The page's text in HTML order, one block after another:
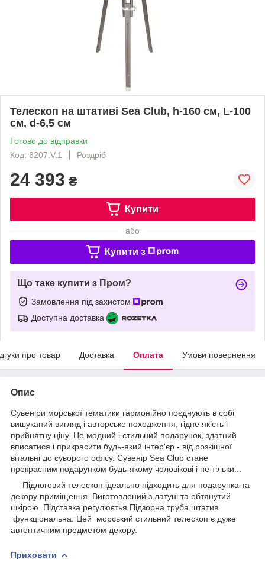
Телескоп на штативі Sea Club, h-160 cм, L-100
см, d-6,5 см
Готово до відправки
Код: 8207.V.1
Роздріб
24 393 ₴
Купити
або
Купити з
Що таке купити з Пром?
Замовлення під захистом
Доступна доставка
про товар Доставка Оплата Умови повернення
Опис
Сувеніри морської тематики гармонійно поєднують в собі
вишуканий вигляд і авторське походження, гідне якість і
прийнятну ціну. Це модний і стильний подарунок, здатний
вписатися і прикрасити будь-який інтер'єр - від розкішної
вітальні до суворого офісу. Сувенір Sea Club стане
прекрасним подарунком будь-якому чоловікові і не тільки...
Підлоговий телескоп ідеально підходить для подарунка та
декору приміщення. Виготовлений з латуні та обтянутий
шкірою. Підставка регулюєтья Підзорна труба штатив
функціональна. Цей морський стильний телескоп є дуже
автентичним предметом декору.
Приховати